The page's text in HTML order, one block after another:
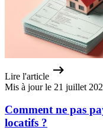
Lire l'article
Mis à jour le 21 juillet
Comment ne pas
locatifs ?